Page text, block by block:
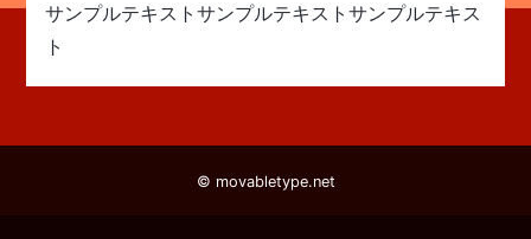
サンプルテキストサンプルテキストサンプルテキス
ト
© movabletype.net